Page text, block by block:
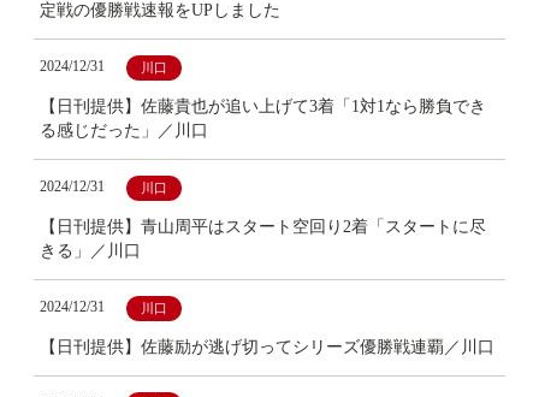
定戦の優勝戦速報をUPしました
2024/12/31 川口
【日刊提供】佐藤貴也が追い上げて3着「1対1なら勝負でき
る感じだった」／川口
2024/12/31 川口
【日刊提供】青山周平はスタート空回り2着「スタートに尽
きる」／川口
2024/12/31 川口
【日刊提供】佐藤励が逃げ切ってシリーズ優勝戦連覇／川口